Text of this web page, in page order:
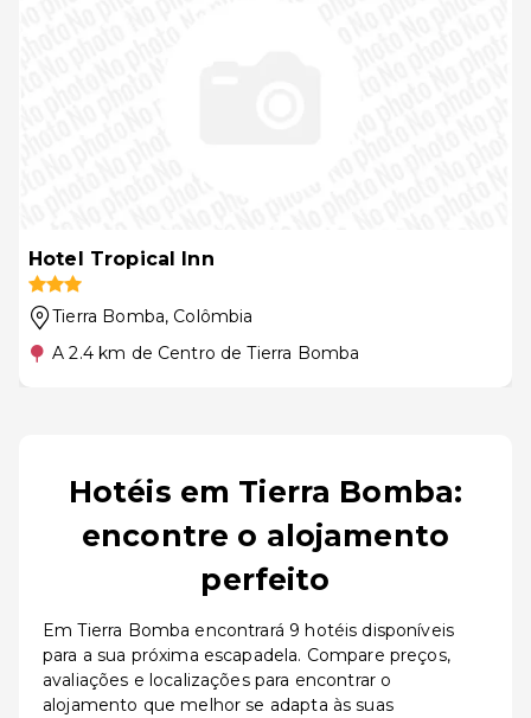
Hotel Tropical Inn
Tierra Bomba, Colômbia
A 2.4 km de Centro de Tierra Bomba
Hotéis em Tierra Bomba:
encontre o alojamento
perfeito
Em Tierra Bomba encontrará 9 hotéis disponíveis
para a sua próxima escapadela. Compare preços,
avaliações e localizações para encontrar o
alojamento que melhor se adapta às suas